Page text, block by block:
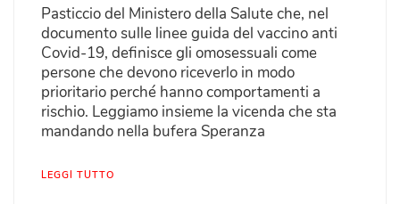
Pasticcio del Ministero della Salute che, nel
documento sulle linee guida del vaccino anti
Covid-19, definisce gli omosessuali come
persone che devono riceverlo in modo
prioritario perché hanno comportamenti a
rischio. Leggiamo insieme la vicenda che sta
mandando nella bufera Speranza
LEGGI TUTTO